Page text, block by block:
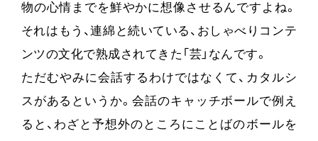
物の心情までを鮮やかに想像させるんですよね。
それはもう、連綿と続いている、おしゃべりコンテ
ンツの文化で熟成されてきた「芸」なんです。
ただむやみに会話するわけではなくて、カタルシ
スがあるというか。会話のキャッチボールで例え
ると、わざと予想外のところにことばのボールを